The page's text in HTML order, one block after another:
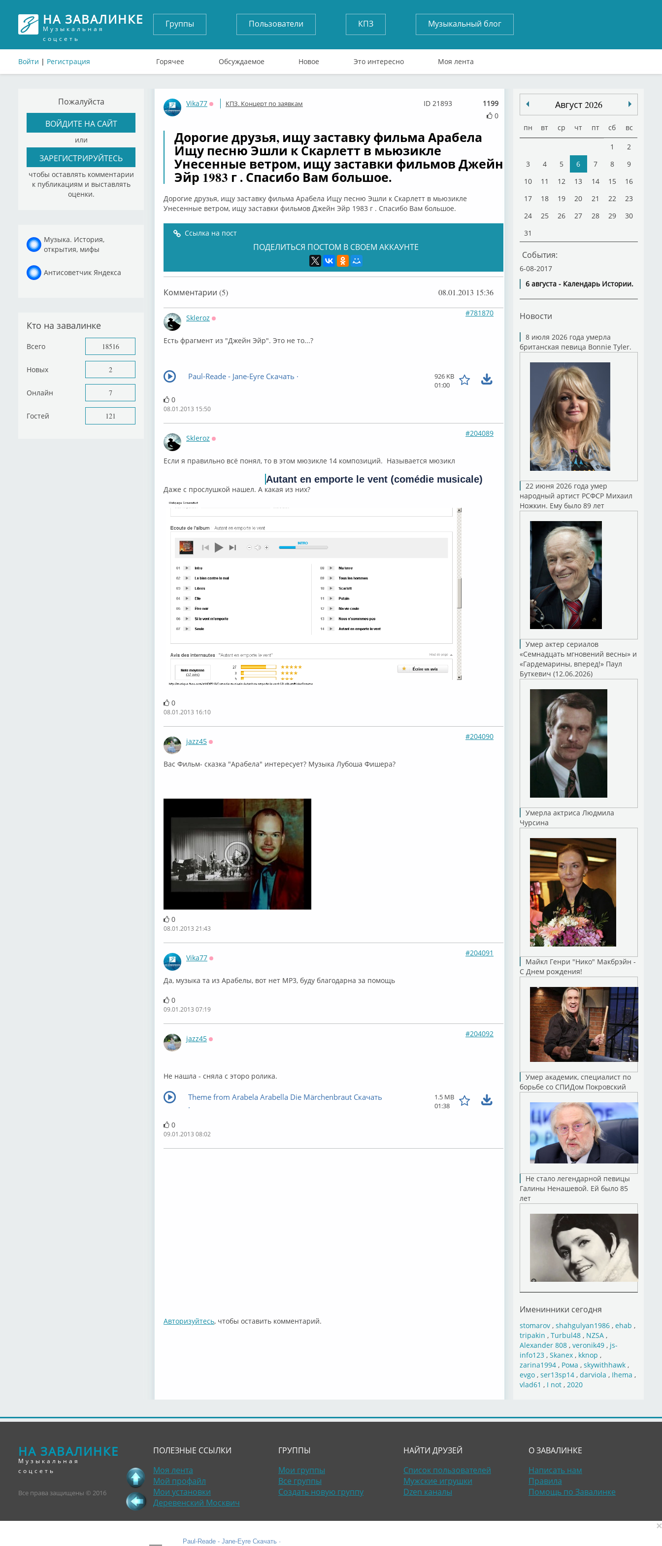
НА ЗАВАЛИНКЕ
Музыкальная
соцсеть
Войти | Регистрация
Группы Пользователи КПЗ Музыкальный блог
Горячее Обсуждаемое Новое Это интересно Моя лента
Пожалуйста
ВОЙДИТЕ НА САЙТ
или
ЗАРЕГИСТРИРУЙТЕСЬ
чтобы оставлять комментарии
к публикациям и выставлять
оценки.
Музыка. История,
открытия, мифы
Антисоветчик Яндекса
Кто на завалинке
Всего 18516
Новых 2
Онлайн 7
Гостей 121
Vika77
Оффлайн
КПЗ. Концерт по заявкам
1199
0
ID 21893
Дорогие друзья, ищу заставку фильма Арабела
Ищу песню Эшли к Скарлетт в мьюзикле
Унесенные ветром, ищу заставки фильмов Джейн
Эйр 1983 г . Спасибо Вам большое.
Дорогие друзья, ищу заставку фильма Арабела Ищу песню Эшли к Скарлетт в мьюзикле
Унесенные ветром, ищу заставки фильмов Джейн Эйр 1983 г . Спасибо Вам большое.
Ссылка на пост
ПОДЕЛИТЬСЯ ПОСТОМ В СВОЕМ АККАУНТЕ
Комментарии (5) 08.01.2013 15:36
Skleroz
#781870
Есть фрагмент из "Джейн Эйр". Это не то...?
Paul-Reade - Jane-Eyre Скачать ·
926 KB
01:00
0
08.01.2013 15:50
Skleroz
#204089
Если я правильно всё понял, то в этом мюзикле 14 композиций. Называется мюзикл
Autant en emporte le vent (comédie musicale)
Даже с прослушкой нашел. А какая из них?
0
08.01.2013 16:10
jazz45
#204090
Вас Фильм- сказка "Арабела" интересует? Музыка Лубоша Фишера?
0
08.01.2013 21:43
Vika77
#204091
Да, музыка та из Арабелы, вот нет МР3, буду благодарна за помощь
0
09.01.2013 07:19
jazz45
#204092
Не нашла - сняла с эторо ролика.
Theme from Arabela Arabella Die Märchenbraut Скачать
·
1.5 MB
01:38
0
09.01.2013 08:02
Авторизуйтесь, чтобы оставить комментарий.
Август 2026
пн вт ср чт пт сб вс
1
2
3
4 5 6 7 8
9
10
11 12 13 14 15
16
17
18 19 20 21 22
23
24
25 26 27 28 29
30
31
События:
6-08-2017
6 августа - Календарь Истории.
Новости
8 июля 2026 года умерла
британская певица Bonnie Tyler.
22 июня 2026 года умер
народный артист РСФСР Михаил
Ножкин. Ему было 89 лет
Умер актер сериалов
«Семнадцать мгновений весны» и
«Гардемарины, вперед!» Паул
Буткевич (12.06.2026)
Умерла актриса Людмила
Чурсина
Майкл Генри "Нико" Макбрэйн -
С Днем рождения!
Умер академик, специалист по
борьбе со СПИДом Покровский
Не стало легендарной певицы
Галины Ненашевой. Ей было 85
лет
Именинники сегодня
stomarov, shahgulyan1986, ehab ,
tripakin , Turbul48, NZSA,
Alexander 808, veronik49, js-
info123, Skanex, kknop ,
zarina1994, Рома , skywithhawk,
evgo, ser13sp14, darviola , Ihema ,
vlad61 , I not, 2020
НА ЗАВАЛИНКЕ
Музыкальная
соцсеть
Все права защищены © 2016
ПОЛЕЗНЫЕ ССЫЛКИ
Моя лента
Мой профайл
Мои установки
Деревенский Москвич
ГРУППЫ
Мои группы
Все группы
Создать новую группу
НАЙТИ ДРУЗЕЙ
Список пользователей
Мужские игрушки
Dzen каналы
О ЗАВАЛИНКЕ
Написать нам
Правила
Помощь по Завалинке
×
Paul-Reade - Jane-Eyre Скачать ·